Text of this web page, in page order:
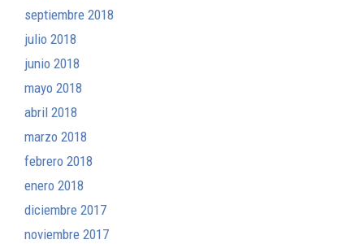
septiembre 2018
julio 2018
junio 2018
mayo 2018
abril 2018
marzo 2018
febrero 2018
enero 2018
diciembre 2017
noviembre 2017